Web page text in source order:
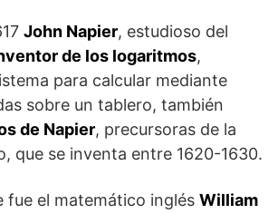
John Napier, estudioso del
de los logaritmos,
para calcular mediante
sobre un tablero, también
de Napier, precursoras de la
que se inventa entre 1620-1630.
fue el matemático inglés William